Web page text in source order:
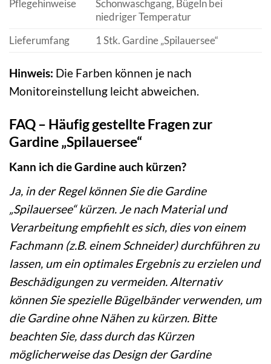
Pflegehinweise
Schonwaschgang, Bügeln bei
niedriger Temperatur
Lieferumfang
1 Stk. Gardine „Spilauersee“
Hinweis: Die Farben können je nach
Monitoreinstellung leicht abweichen.
FAQ – Häufig gestellte Fragen zur
Gardine „Spilauersee“
Kann ich die Gardine auch kürzen?
Ja, in der Regel können Sie die Gardine
„Spilauersee“ kürzen. Je nach Material und
Verarbeitung empfiehlt es sich, dies von einem
Fachmann (z.B. einem Schneider) durchführen zu
lassen, um ein optimales Ergebnis zu erzielen und
Beschädigungen zu vermeiden. Alternativ
können Sie spezielle Bügelbänder verwenden, um
die Gardine ohne Nähen zu kürzen. Bitte
beachten Sie, dass durch das Kürzen
möglicherweise das Design der Gardine